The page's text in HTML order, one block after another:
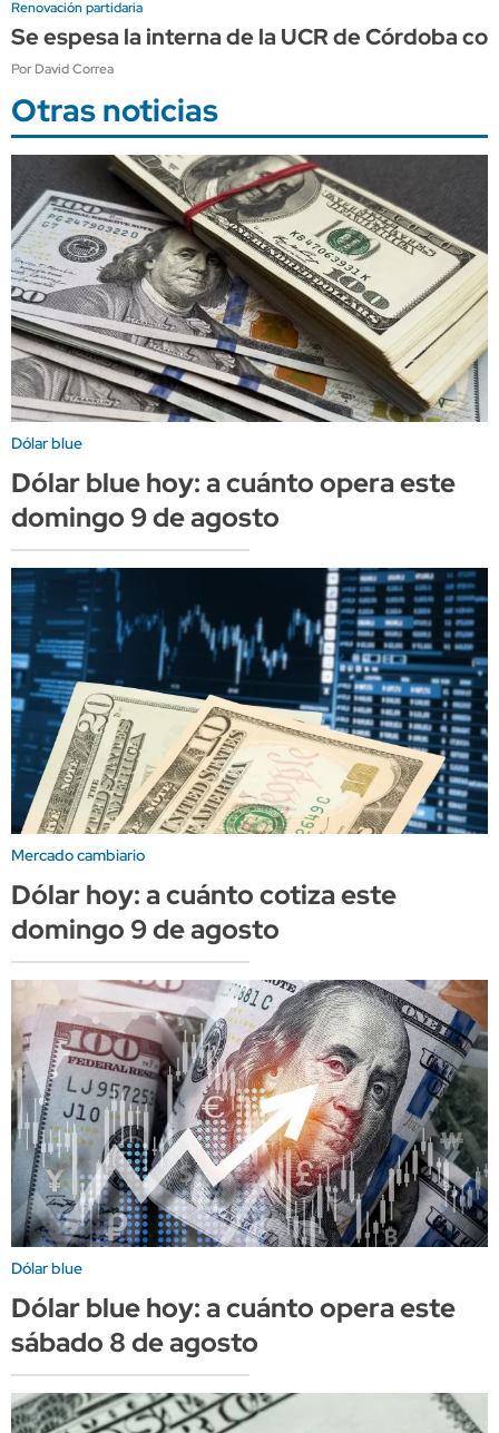
Renovación partidaria
Se espesa la interna de la UCR de Córdoba
Por David Correa
Otras noticias
Dólar blue
Dólar blue hoy: a cuánto opera este
domingo 9 de agosto
Mercado cambiario
Dólar hoy: a cuánto cotiza este
domingo 9 de agosto
Dólar blue
Dólar blue hoy: a cuánto opera este
sábado 8 de agosto